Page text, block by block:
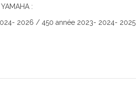
:
2026 / 450 année 2023- 2024- 2025